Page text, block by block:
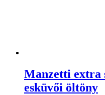
Manzetti extra
esküvői öltöny